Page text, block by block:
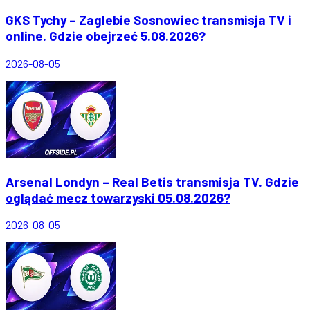
GKS Tychy – Zaglebie Sosnowiec transmisja TV i
online. Gdzie obejrzeć 5.08.2026?
2026-08-05
Arsenal Londyn – Real Betis transmisja TV. Gdzie
oglądać mecz towarzyski 05.08.2026?
2026-08-05